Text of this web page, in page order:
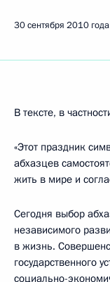
30 сентября 2010 года
В тексте, в
«Этот праздник
абхазцев
жить в мире и
Сегодня выбор
независимого
в жизнь.
государственного
социально-